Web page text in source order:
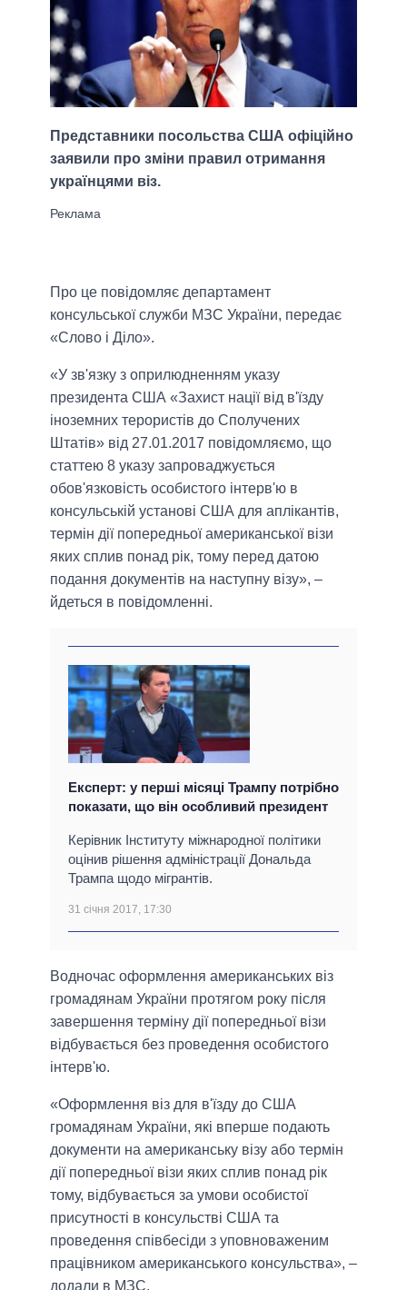
Представники посольства США офіційно
заявили про зміни правил отримання
українцями віз.
Про це повідомляє департамент
консульської служби МЗС України, передає
«Слово і Діло».
«У зв'язку з оприлюдненням указу
президента США «Захист нації від в'їзду
іноземних терористів до Сполучених
Штатів» від 27.01.2017 повідомляємо, що
статтею 8 указу запроваджується
обов'язковість особистого інтерв'ю в
консульській установі США для аплікантів,
термін дії попередньої американської візи
яких сплив понад рік, тому перед датою
подання документів на наступну візу», –
йдеться в повідомленні.
Експерт: у перші місяці Трампу потрібно
показати, що він особливий президент
Керівник Інституту міжнародної політики
оцінив рішення адміністрації Дональда
Трампа щодо мігрантів.
31 січня 2017, 17:30
Водночас оформлення американських віз
громадянам України протягом року після
завершення терміну дії попередньої візи
відбувається без проведення особистого
інтерв'ю.
«Оформлення віз для в'їзду до США
громадянам України, які вперше подають
документи на американську візу або термін
дії попередньої візи яких сплив понад рік
тому, відбувається за умови особистої
присутності в консульстві США та
проведення співбесіди з уповноваженим
працівником американського консульства», –
додали в МЗС.